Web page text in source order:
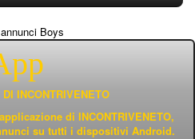
INCONTRIVENETO
di INCONTRIVENETO,
su tutti i dispositivi Android.